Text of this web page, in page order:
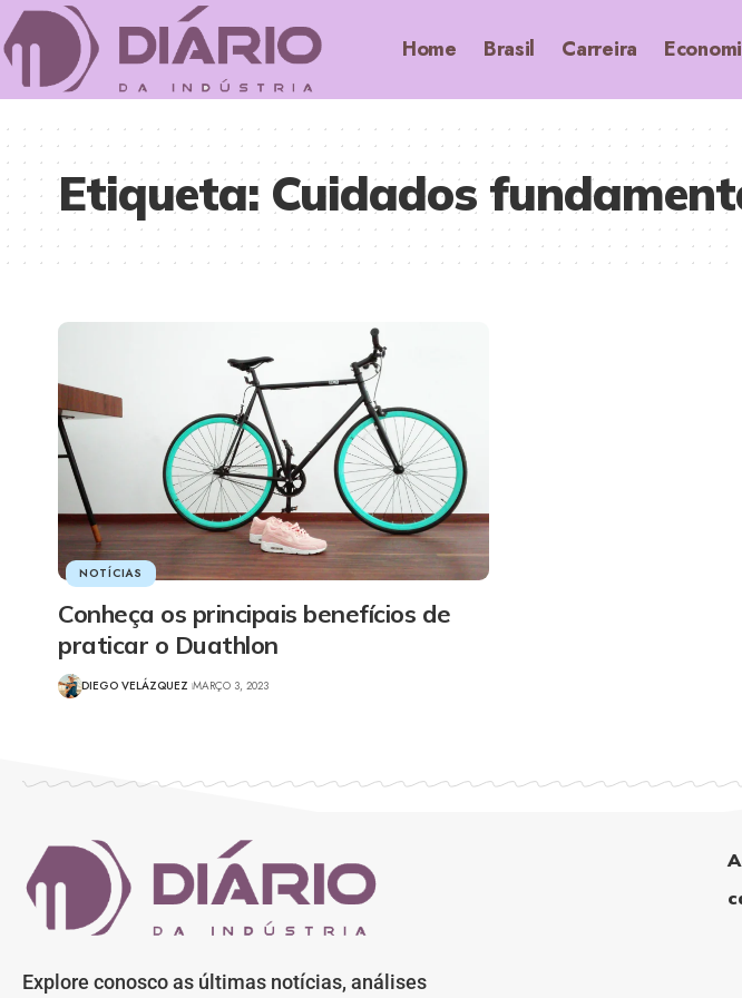
Home Brasil Carreira
Etiqueta: Cuidados
NOTÍCIAS
Conheça os principais benefícios de
praticar o Duathlon
DIEGO VELÁZQUEZ MARÇO 3, 2023
Explore conosco as últimas notícias, análises